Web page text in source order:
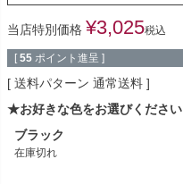
当店特別価格 ¥3,025税込
[ 55 ポイント進呈 ]
送料パターン 通常送料
★お好きな色をお選びください
ブラック
在庫切れ